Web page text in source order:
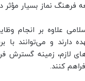
فرهنگ نماز بسیار
علاوه بر انجام
دارند و می‌توانند با
لازم، زمینه گسترش
کنند.